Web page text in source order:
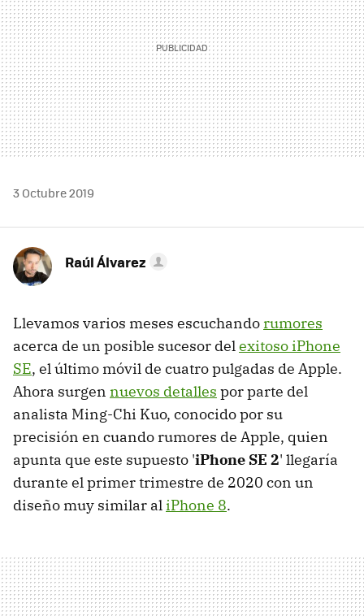
3 Octubre 2019
Raúl Álvarez
Llevamos varios meses escuchandorumores
acerca de un posible sucesor delexitoso iPhone
SE, el último móvil de cuatro pulgadas de Apple.
Ahora surgen nuevos detalles por parte del
analista Ming-Chi Kuo, conocido por su
precisión en cuando rumores de Apple, quien
apunta que este supuesto 'iPhone SE 2' llegaría
durante el primer trimestre de 2020 con un
diseño muy similar aliPhone 8.